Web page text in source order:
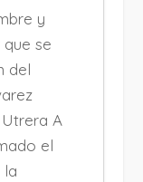
y
se
del
A
el
la